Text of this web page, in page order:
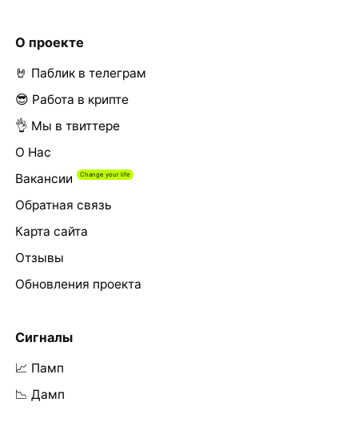
О проекте
🤘 Паблик в телеграм
😎 Работа в крипте
👌 Мы в твиттере
О Нас
Вакансии
Обратная связь
Карта сайта
Отзывы
Обновления проекта
Сигналы
📈 Памп
📉 Дамп